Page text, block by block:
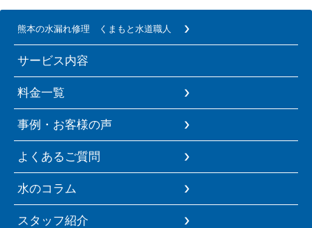
熊本の水漏れ修理 くまもと水道職人
サービス内容
料金一覧
事例・お客様の声
よくあるご質問
水のコラム
スタッフ紹介